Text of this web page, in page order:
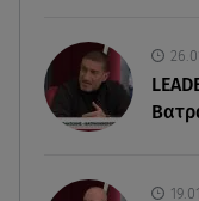
Κορυφώνεται
«Καρφίτσα δεν